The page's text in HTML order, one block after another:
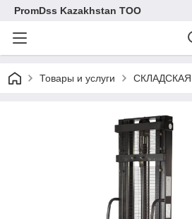
PromDss Kazakhstan TOO
Товары и услуги